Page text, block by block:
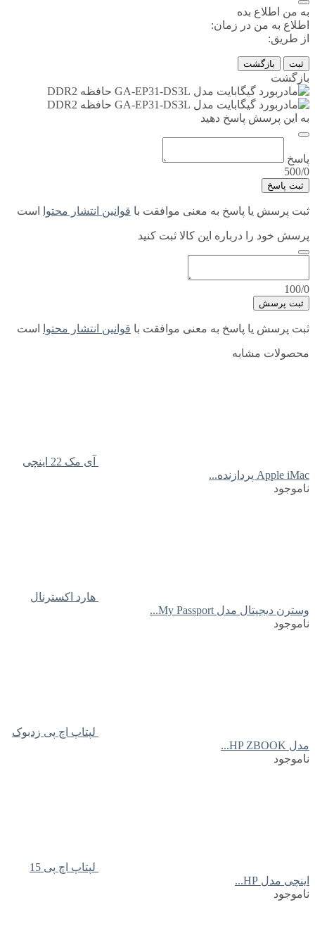
به من اطلاع بده
اطلاع به من در زمان:
از طریق:
ثبت بازگشت
بازگشت
به این پرسش پاسخ دهید
پاسخ
500/0
ثبت پاسخ
ثبت پرسش یا پاسخ به معنی موافقت با قوانین انتشار محتوا است
پرسش خود را درباره این کالا ثبت کنید
100/0
ثبت پرسش
ثبت پرسش یا پاسخ به معنی موافقت با قوانین انتشار محتوا است
محصولات مشابه
آی مک 22 اینچی
Apple iMac پردازنده...
ناموجود
هارد اکسترنال
وسترن دیجیتال مدل My Passport...
ناموجود
لپتاپ اچ پی زدبوک
مدل HP ZBOOK...
ناموجود
لپتاپ اچ پی 15
اینچی مدل HP...
ناموجود